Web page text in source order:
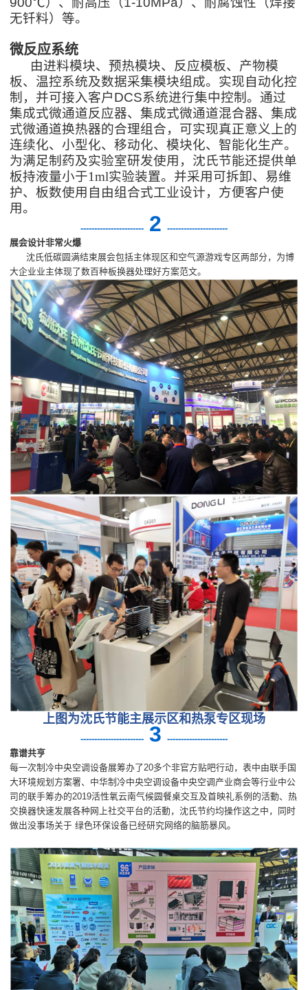
无钎料）等。
微反应系统
由进料模块、预热模块、反应模板、产物模
板、温控系统及数据采集模块组成。实现自动化控
制，并可接入客户DCS系统进行集中控制。通过
集成式微通道反应器、集成式微通道混合器、集成
式微通道换热器的合理组合，可实现真正意义上的
连续化、小型化、移动化、模块化、智能化生产。
为满足制药及实验室研发使用，沈氏节能还提供单
板持液量小于1ml实验装置。并采用可拆卸、易维
护、板数使用自由组合式工业设计，方便客户使
用。
----------------------- 2 ----------------------
展会设计非常火爆
沈氏低碳圆满结束展会包括主体现区和空气源游戏专区两部分，为博
大企业业主体现了数百种板换器处理好方案范文。
上图为沈氏节能主展示区和热泵专区现场
----------------------- 3 ----------------------
靠谱共亨
每一次制冷中央空调设备展筹办了20多个非官方贴吧行动，表中由联手国
大环境规划方案署、中华制冷中央空调设备中央空调产业商会等行业中公
司的联手筹办的2019活性氧云南气候圆餐桌交互及首映礼系例的活動、热
交换器快速发展各种网上社交平台的活動，沈氏节约均操作这之中，同时
做出没事场关于 绿色环保设备已经研究网络的脑筋暴风。